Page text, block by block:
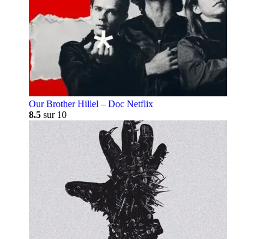
Our Brother Hillel – Doc Netflix
8.5 sur 10